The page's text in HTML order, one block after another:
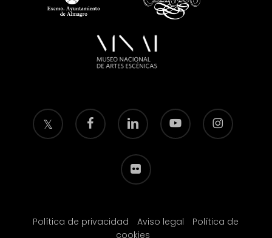
twitter facebook linkedin youtube instagram
flickr
Política de privacidad Aviso legal
Política de
cookies